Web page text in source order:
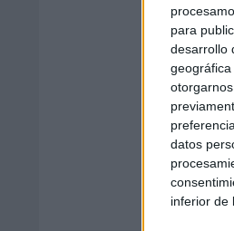
para
desarrollo
datos
inferior de